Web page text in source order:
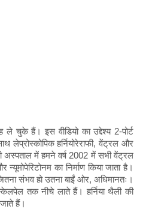
चुके हैं। इस वीडियो का उद्देश्य 2-पोर्ट
लेप्रोस्कोपिक हर्नियोरेराफी, वेंट्रल और
अस्पताल में हमने वर्ष 2002 में सभी वेंट्रल
का निर्माण किया जाता है।
संभव हो उतना बाईं ओर, अधिमानतः।
तक नीचे लाते हैं। हर्निया थैली की
हैं।